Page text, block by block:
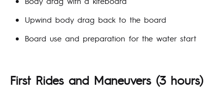
Upwind body drag back to the board
Board use and preparation for the water start
First Rides and Maneuvers(3 hours)